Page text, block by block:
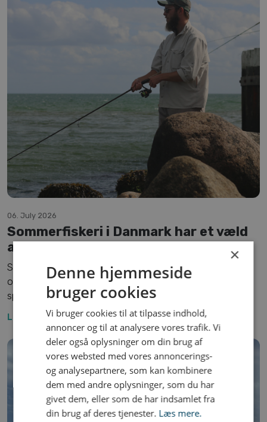
06. July 2026
Sommerfiskeri i Danmark har et væld
af muligheder
Sommeren er højsæson for flere fiskeformer i Danmark,
og særligt juli byder på nogle af årets mest varierede og
spændende muligheder for lystfiskere.
Læs mere ...
×
Denne hjemmeside
bruger cookies
Vi bruger cookies til at tilpasse indhold,
annoncer og til at analysere vores trafik. Vi
deler også oplysninger om din brug af
vores websted med vores annoncerings-
og analysepartnere, som kan kombinere
dem med andre oplysninger, som du har
givet dem, eller som de har indsamlet fra
din brug af deres tjenester. Læs mere.